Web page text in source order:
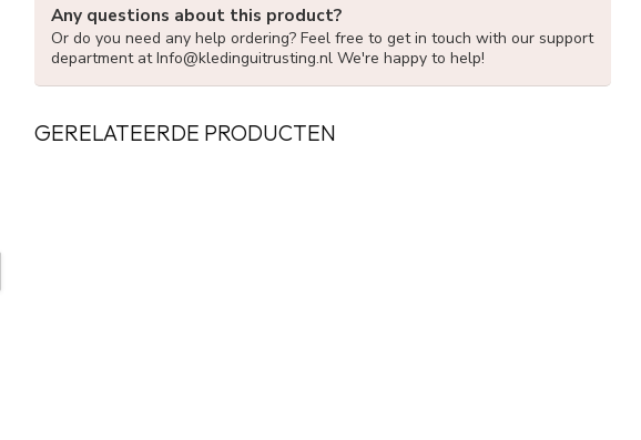
Any questions about this product?
Or do you need any help ordering? Feel free to get in touch with our support
department atInfo@kledinguitrusting.nl We're happy to help!
GERELATEERDE PRODUCTEN